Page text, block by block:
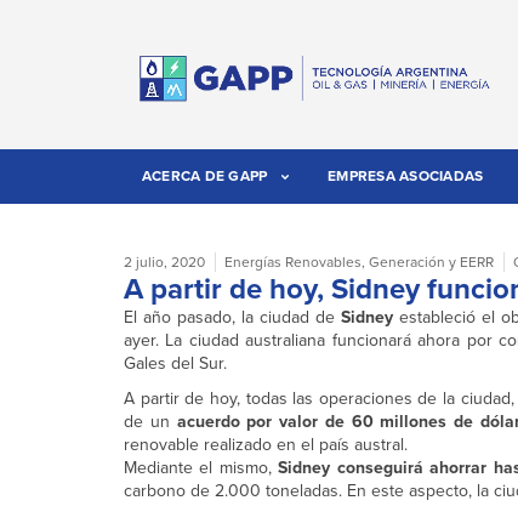
ACERCA DE GAPP EMPRESA ASOCIADAS
2 julio, 2020 Energías Renovables, Generación y EERR
A partir de hoy, Sidney
El año pasado, la ciudad de Sidney estableció el
ayer. La ciudad australiana funcionará ahora por
Gales del Sur.
A partir de hoy, todas las operaciones de la
de un acuerdo por valor de 60 millones de
renovable realizado en el país austral.
Mediante el mismo,Sidney conseguirá ahorrar
carbono de 2.000 toneladas. En este aspecto, la